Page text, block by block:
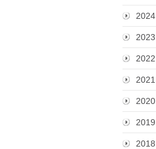
2024
2023
2022
2021
2020
2019
2018